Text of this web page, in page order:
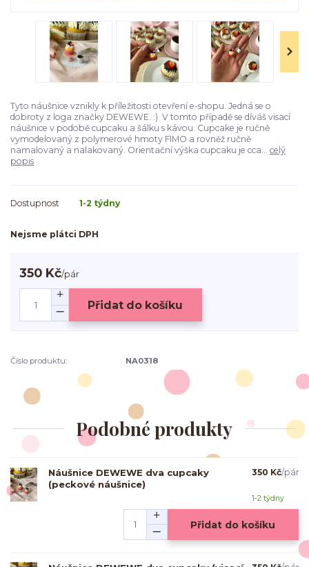
Tyto náušnice vznikly k příležitosti otevření e-shopu. Jedná se o
dobroty z loga značky DEWEWE. :) V tomto případě se díváš visací
náušnice v podobě cupcaku a šálku s kávou. Cupcake je ručně
vymodelovaný z polymerové hmoty FIMO a rovněž ručně
namalovaný a nalakovaný. Orientační výška cupcaku je cca... celý
popis
Dostupnost 1-2 týdny
Nejsme plátci DPH
350 Kč/pár
Přidat do košíku
Číslo produktu: NA0318
Podobné produkty
Náušnice DEWEWE dva cupcaky
(peckové náušnice)
350 Kč/pár
1-2 týdny
Přidat do košíku